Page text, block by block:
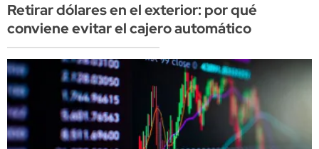
Retirar dólares en el exterior: por qué
conviene evitar el cajero automático